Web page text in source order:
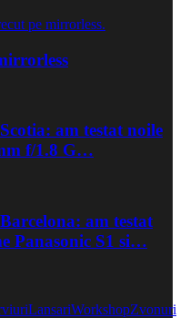
am testat noile
f/1.8 G…
am testat
Panasonic S1 si…
LansariWorkshopZvonuri